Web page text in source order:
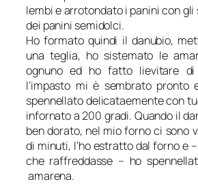
lembi e arrotondato i panini con
dei panini semidolci.
Ho formato quindi il danubio,
una teglia, ho sistemato le
ognuno ed ho fatto lievitare di
l’impasto mi è sembrato pronto
spennellato delicataemente con
infornato a 200 gradi. Quando il
ben dorato, nel mio forno ci sono
di minuti, l’ho estratto dal forno e
che raffreddasse – ho
amarena.